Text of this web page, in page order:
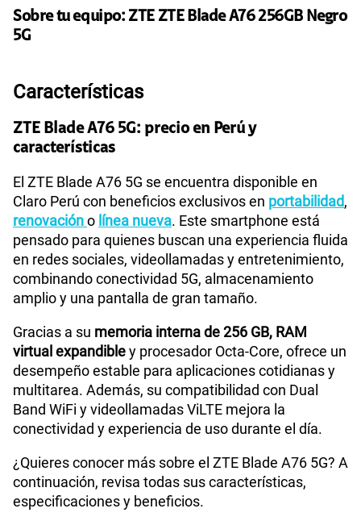
45GB en alta velocidad
S/49.90
Sobre tu equipo:
ZTE Blade A76 5G: precio en Perú y
El ZTE Blade A76 5G se encuentra disponible en
Claro Perú con beneficios exclusivos enportabilidad
renovaciónolínea nueva. Este smartphone está
pensado para quienes buscan una experiencia fluida
en redes sociales, videollamadas y entretenimiento,
combinando conectividad 5G, almacenamiento
Gracias a sumemoria interna de 256 GB, RAM
virtual expandibley procesador Octa-Core, ofrece un
desempeño estable para aplicaciones cotidianas y
multitarea. Además, su compatibilidad con Dual
Band WiFi y videollamadas ViLTE mejora la
¿Quieres conocer más sobre el ZTE Blade A76 5G? A
continuación, revisa todas sus características,